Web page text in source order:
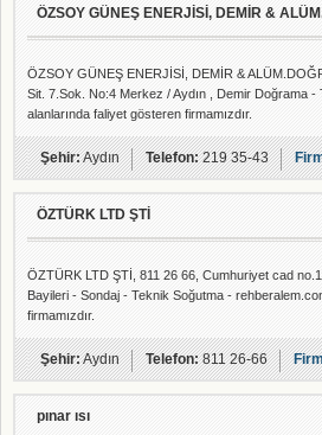
ÖZSOY GÜNEŞ ENERJİSİ, DEMİR &
ÖZSOY GÜNEŞ ENERJİSİ, DEMİR &
Sit. 7.Sok. No:4 Merkez / Aydın , Demir Doğrama
alanlarında faliyet gösteren firmamızdır.
Şehir:Aydın Telefon:219 35-43
ÖZTÜRK LTD ŞTİ
ÖZTÜRK LTD ŞTİ, 811 26 66, Cumhuriyet cad
Bayileri - Sondaj - Teknik Soğutma -
firmamızdır.
Şehir:Aydın Telefon:811 26-66
pınar ısı